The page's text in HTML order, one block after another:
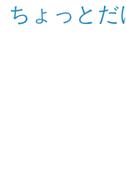
ちょっとだ